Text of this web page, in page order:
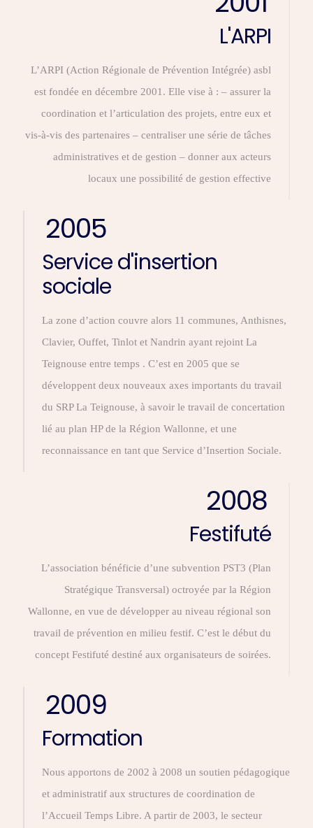
L'ARPI
L’ARPI (Action Régionale de Prévention Intégrée) asbl
est fondée en décembre 2001. Elle vise à : – assurer la
coordination et l’articulation des projets, entre eux et
vis-à-vis des partenaires – centraliser une série de tâches
administratives et de gestion – donner aux acteurs
locaux une possibilité de gestion effective
2005
Service d'insertion
sociale
La zone d’action couvre alors 11 communes, Anthisnes,
Clavier, Ouffet, Tinlot et Nandrin ayant rejoint La
Teignouse entre temps . C’est en 2005 que se
développent deux nouveaux axes importants du travail
du SRP La Teignouse, à savoir le travail de concertation
lié au plan HP de la Région Wallonne, et une
reconnaissance en tant que Service d’Insertion Sociale.
2008
Festifuté
L’association bénéficie d’une subvention PST3 (Plan
Stratégique Transversal) octroyée par la Région
Wallonne, en vue de développer au niveau régional son
travail de prévention en milieu festif. C’est le début du
concept Festifuté destiné aux organisateurs de soirées.
2009
Formation
Nous apportons de 2002 à 2008 un soutien pédagogique
et administratif aux structures de coordination de
l’Accueil Temps Libre. A partir de 2003, le secteur